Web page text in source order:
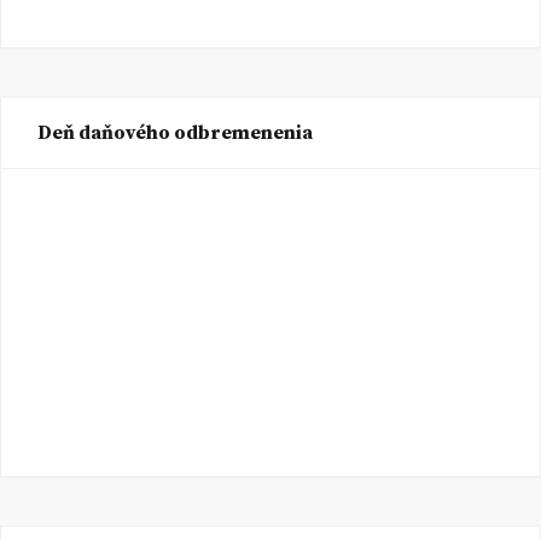
Deň daňového odbremenenia